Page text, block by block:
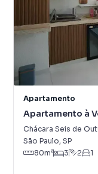
Apartamento
Apartamento à
Outubro
Chácara Seis de
São Paulo, SP
80m² 3 2 1